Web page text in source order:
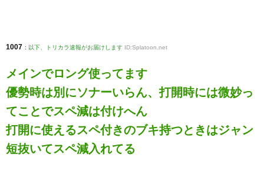
1007 : 以下、トリカラ速報がお届けします ID:Splatoon.net
メインでロング使ってます
優勢時は別にソナーいらん、打開時には微妙っ
てことでスペ減は付けへん
打開に使えるスペ付きのブキ持つときはジャン
短抜いてスペ減入れてる